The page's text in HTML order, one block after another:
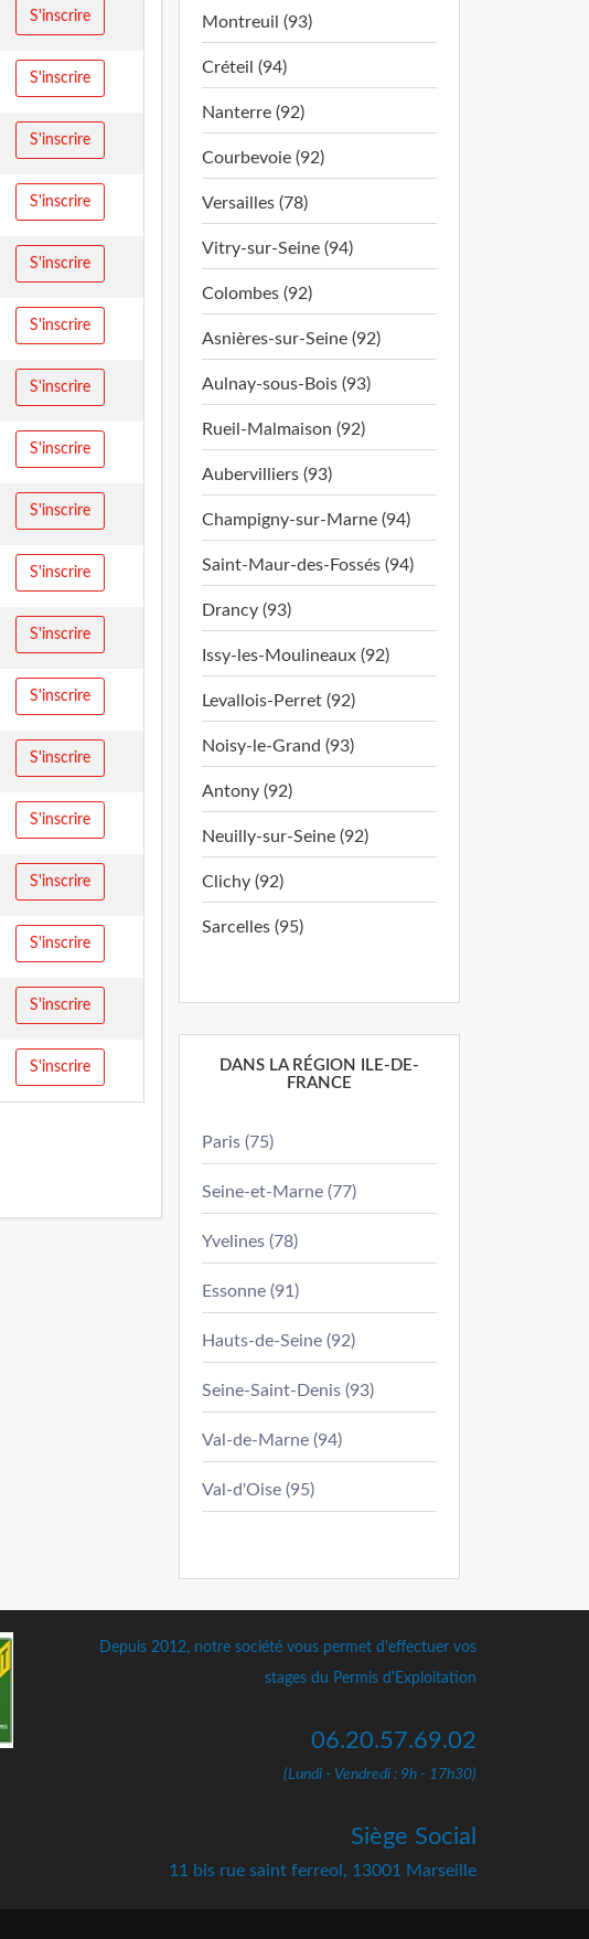
S'inscrire
S'inscrire
S'inscrire
S'inscrire
S'inscrire
S'inscrire
S'inscrire
S'inscrire
S'inscrire
S'inscrire
S'inscrire
S'inscrire
S'inscrire
S'inscrire
S'inscrire
S'inscrire
S'inscrire
S'inscrire
Montreuil (93)
Créteil (94)
Nanterre (92)
Courbevoie (92)
Versailles (78)
Vitry-sur-Seine (94)
Colombes (92)
Asnières-sur-Seine (92)
Aulnay-sous-Bois (93)
Rueil-Malmaison (92)
Aubervilliers (93)
Champigny-sur-Marne (94)
Saint-Maur-des-Fossés (94)
Drancy (93)
Issy-les-Moulineaux (92)
Levallois-Perret (92)
Noisy-le-Grand (93)
Antony (92)
Neuilly-sur-Seine (92)
Clichy (92)
Sarcelles (95)
DANS LA RÉGION ILE-DE-
FRANCE
Paris (75)
Seine-et-Marne (77)
Yvelines (78)
Essonne (91)
Hauts-de-Seine (92)
Seine-Saint-Denis (93)
Val-de-Marne (94)
Val-d'Oise (95)
Depuis 2012, notre société vous permet d'effectuer vos
stages du Permis d'Exploitation
06.20.57.69.02
(Lundi - Vendredi : 9h - 17h30)
Siège Social
11 bis rue saint ferreol, 13001 Marseille